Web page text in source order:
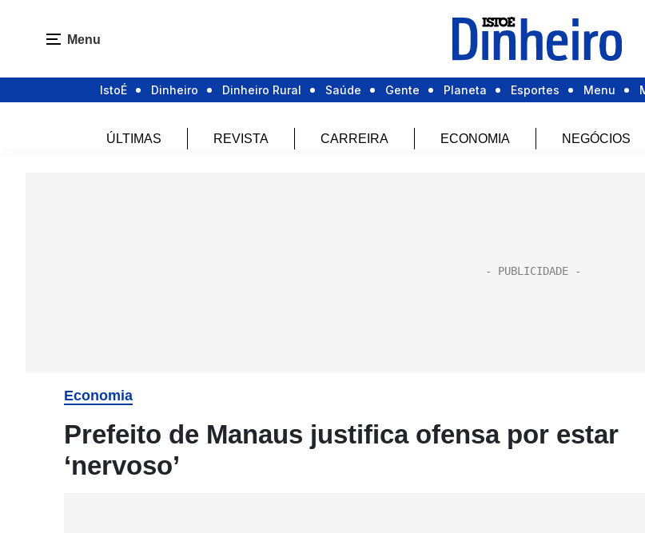
Menu
IstoÉ Dinheiro Dinheiro Rural Saúde Gente Planeta Esportes Menu
ÚLTIMAS REVISTA CARREIRA ECONOMIA NEGÓCIOS
Economia
Prefeito de Manaus justifica ofensa por estar
‘nervoso’